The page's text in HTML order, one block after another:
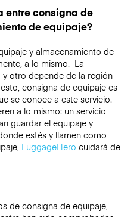
entre consigna de
de equipaje?
y almacenamiento de
a lo mismo. La
otro depende de la región
consigna de equipaje es
se conoce a este servicio.
a lo mismo: un servicio
guardar el equipaje y
estés y llamen como
LuggageHero cuidará de
de consigna de equipaje,